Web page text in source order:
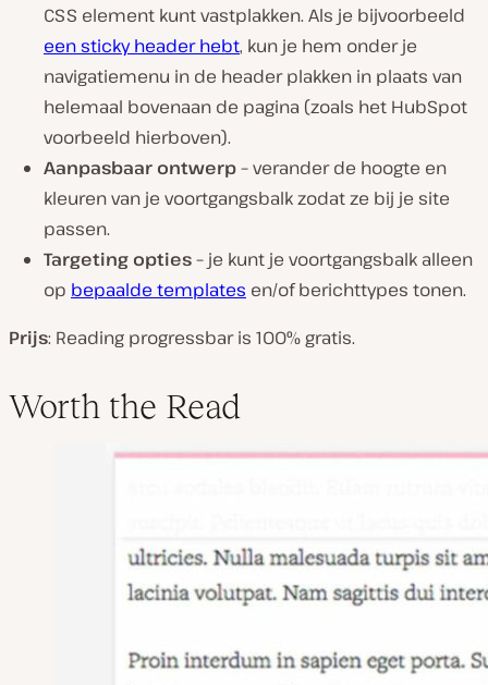
CSS element kunt vastplakken. Als je bijvoorbeeld
een sticky header hebt, kun je hem onder je
navigatiemenu in de header plakken in plaats van
helemaal bovenaan de pagina (zoals het HubSpot
voorbeeld hierboven).
Aanpasbaar ontwerp –verander de hoogte en
kleuren van je voortgangsbalk zodat ze bij je site
passen.
Targeting opties – je kunt je voortgangsbalk alleen
op bepaalde templates en/of berichttypes tonen.
Prijs: Reading progressbar is 100% gratis.
Worth the Read